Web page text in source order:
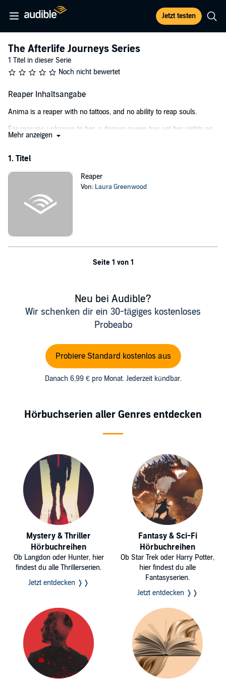
Jetzt testen
The Afterlife Journeys Series
1 Titel in dieser Serie
Noch nicht bewertet
Reaper Inhaltsangabe
Anima is a reaper with no tattoos, and no ability to reap souls.
For reasons unknown to her, a demon queen has set her sights on
her capture.
If Anima wants to have any chance of escaping Chesca and her
doesn't want to.
Anima's feelings towards Thantos might be more complicated than
even she realises. And Than is certainly not as indifferent to her as
she believes.
©2017 Laura Greenwood (P)2018 Laura Greenwood
Mehr anzeigen
1. Titel
Reaper
Von: Laura Greenwood
Seite 1 von 1
Neu bei Audible?
Wir schenken dir ein 30-tägiges kostenloses
Probeabo
Probiere Standard kostenlos aus
Danach 6,99 € pro Monat. Jederzeit kündbar.
Hörbuchserien aller Genres entdecken
Mystery & Thriller
Hörbuchreihen
Ob Langdon oder Hunter, hier
findest du alle Thrillerserien.
Jetzt entdecken ❭❭
Fantasy & Sci-Fi
Hörbuchreihen
Ob Star Trek oder Harry Potter,
hier findest du alle
Fantasyserien.
Jetzt entdecken ❭❭